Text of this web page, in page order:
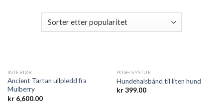
INTERIØR
Ancient Tartan ullpledd fra
Mulberry
kr6,600.00
UTSOLGT
POSH SYSTUE
Hundehalsbånd til liten hund
kr399.00